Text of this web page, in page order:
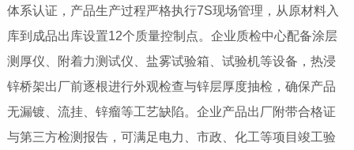
体系认证，产品生产过程严格执行7S现场管理，从原材料入
库到成品出库设置12个质量控制点。企业质检中心配备涂层
测厚仪、附着力测试仪、盐雾试验箱、试验机等设备，热浸
锌桥架出厂前逐根进行外观检查与锌层厚度抽检，确保产品
无漏镀、流挂、锌瘤等工艺缺陷。企业产品出厂附带合格证
与第三方检测报告，可满足电力、市政、化工等项目竣工验